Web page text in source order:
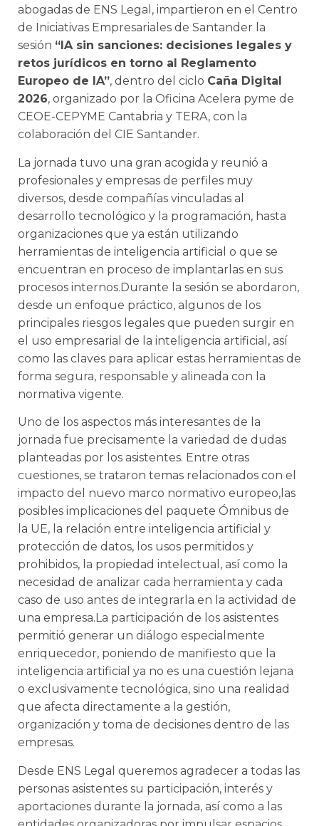
abogadas de ENS Legal, impartieron en el Centro
de Iniciativas Empresariales de Santander la
sesión “IA sin sanciones: decisiones legales y
retos jurídicos en torno al Reglamento
Europeo de IA”, dentro del ciclo Caña Digital
2026, organizado por la Oficina Acelera pyme de
CEOE-CEPYME Cantabria y TERA, con la
colaboración del CIE Santander.
La jornada tuvo una gran acogida y reunió a
profesionales y empresas de perfiles muy
diversos, desde compañías vinculadas al
desarrollo tecnológico y la programación, hasta
organizaciones que ya están utilizando
herramientas de inteligencia artificial o que se
encuentran en proceso de implantarlas en sus
procesos internos.Durante la sesión se abordaron,
desde un enfoque práctico, algunos de los
principales riesgos legales que pueden surgir en
el uso empresarial de la inteligencia artificial, así
como las claves para aplicar estas herramientas de
forma segura, responsable y alineada con la
normativa vigente.
Uno de los aspectos más interesantes de la
jornada fue precisamente la variedad de dudas
planteadas por los asistentes. Entre otras
cuestiones, se trataron temas relacionados con el
impacto del nuevo marco normativo europeo,las
posibles implicaciones del paquete Ómnibus de
la UE, la relación entre inteligencia artificial y
protección de datos, los usos permitidos y
prohibidos, la propiedad intelectual, así como la
necesidad de analizar cada herramienta y cada
caso de uso antes de integrarla en la actividad de
una empresa.La participación de los asistentes
permitió generar un diálogo especialmente
enriquecedor, poniendo de manifiesto que la
inteligencia artificial ya no es una cuestión lejana
o exclusivamente tecnológica, sino una realidad
que afecta directamente a la gestión,
organización y toma de decisiones dentro de las
empresas.
Desde ENS Legal queremos agradecer a todas las
personas asistentes su participación, interés y
aportaciones durante la jornada, así como a las